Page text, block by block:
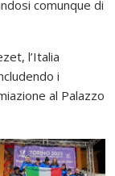
comunque di
l’Italia
i
al Palazzo